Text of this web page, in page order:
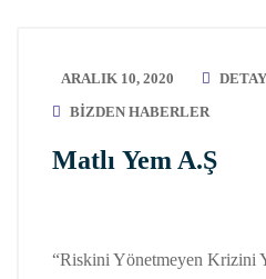
ARALIK 10, 2020
BIZDEN HABERLER
Matlı Yem A.Ş
“Riskini Yönetmeyen Krizini